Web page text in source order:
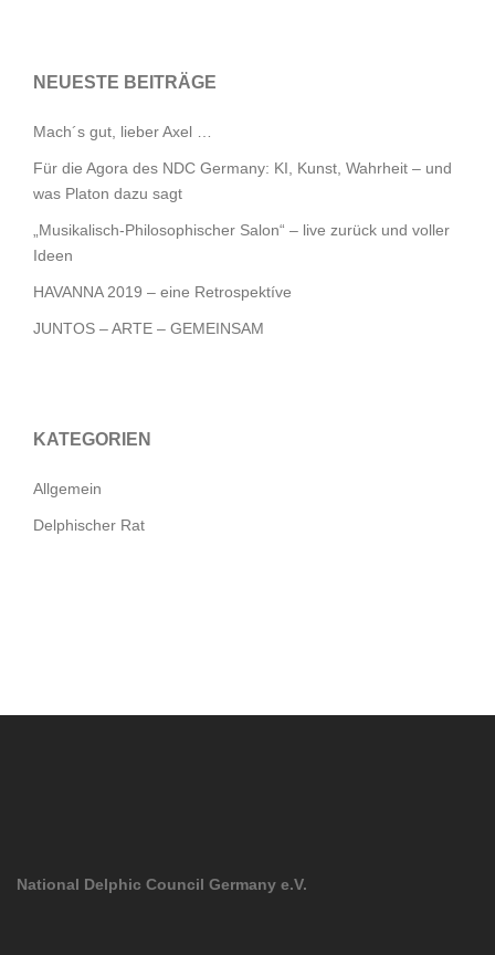
NEUESTE BEITRÄGE
Mach´s gut, lieber Axel …
Für die Agora des NDC Germany: KI, Kunst, Wahrheit – und
was Platon dazu sagt
„Musikalisch-Philosophischer Salon“ – live zurück und voller
Ideen
HAVANNA 2019 – eine Retrospektíve
JUNTOS – ARTE – GEMEINSAM
KATEGORIEN
Allgemein
Delphischer Rat
National Delphic Council Germany e.V.